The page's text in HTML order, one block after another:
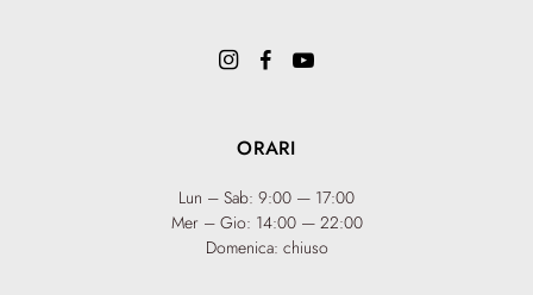
ORARI
Lun – Sab: 9:00 — 17:00
Mer – Gio: 14:00 — 22:00
Domenica: chiuso